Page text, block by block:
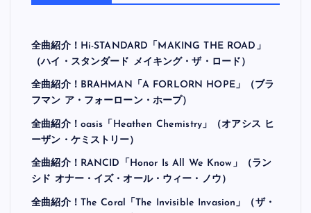
全曲紹介！Hi-STANDARD「MAKING THE ROAD」
（ハイ・スタンダード メイキング・ザ・ロード）
全曲紹介！BRAHMAN「A FORLORN HOPE」（ブラ
フマン ア・フォーローン・ホープ）
全曲紹介！oasis「Heathen Chemistry」（オアシス ヒ
ーザン・ケミストリー）
全曲紹介！RANCID「Honor Is All We Know」（ラン
シド オナー・イズ・オール・ウィー・ノウ）
全曲紹介！The Coral「The Invisible Invasion」（ザ・